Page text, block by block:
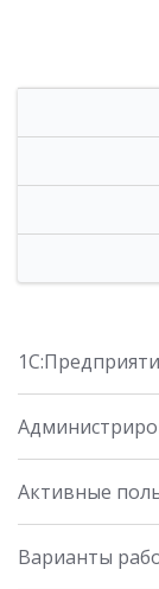
Активные
Варианты